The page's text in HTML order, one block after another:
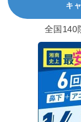
キ
全国140